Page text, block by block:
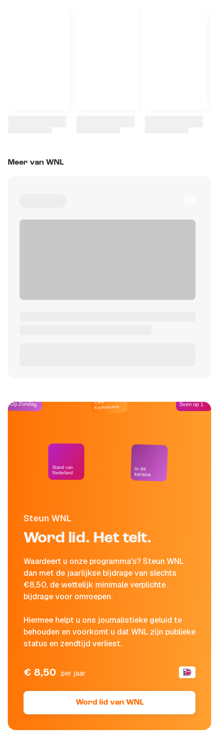
Meer van WNL
Steun WNL
Word lid. Het telt.
Waardeert u onze programma's? Steun WNL
dan met de jaarlijkse bijdrage van slechts
€8,50, de wettelijk minimale verplichte
bijdrage voor omroepen.
Hiermee helpt u ons journalistieke geluid te
behouden en voorkomt u dat WNL zijn publieke
status en zendtijd verliest.
€ 8,50 per jaar
Word lid van WNL
Op Zondag
Stand van
Nederland
Café
Kockelmann
In de
kantine
Sven op 1